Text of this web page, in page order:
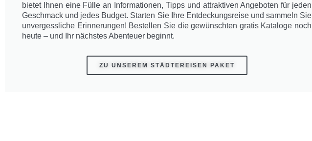
bietet Ihnen eine Fülle an Informationen, Tipps und attraktiven Angeboten für jeden
Geschmack und jedes Budget. Starten Sie Ihre Entdeckungsreise und sammeln Sie
unvergessliche Erinnerungen! Bestellen Sie die gewünschten gratis Kataloge noch
heute – und Ihr nächstes Abenteuer beginnt.
ZU UNSEREM STÄDTEREISEN PAKET